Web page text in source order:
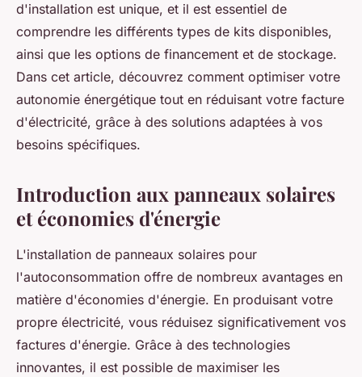
d'installation est unique, et il est essentiel de
comprendre les différents types de kits disponibles,
ainsi que les options de financement et de stockage.
Dans cet article, découvrez comment optimiser votre
autonomie énergétique tout en réduisant votre facture
d'électricité, grâce à des solutions adaptées à vos
besoins spécifiques.
Introduction aux panneaux solaires
et économies d'énergie
L'installation de panneaux solaires pour
l'autoconsommation offre de nombreux avantages en
matière d'économies d'énergie. En produisant votre
propre électricité, vous réduisez significativement vos
factures d'énergie. Grâce à des technologies
innovantes, il est possible de maximiser les